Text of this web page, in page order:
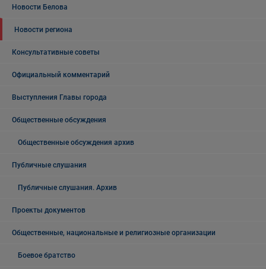
Новости Белова
Новости региона
Консультативные советы
Официальный комментарий
Выступления Главы города
Общественные обсуждения
Общественные обсуждения архив
Публичные слушания
Публичные слушания. Архив
Проекты документов
Общественные, национальные и религиозные организации
Боевое братство